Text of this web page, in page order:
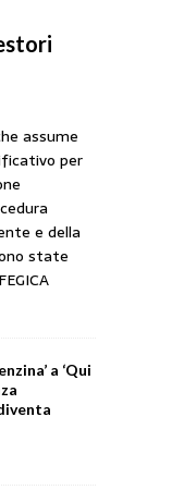
assume
per
e della
state
a ‘Qui